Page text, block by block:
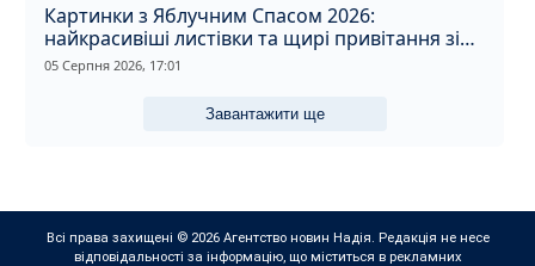
Картинки з Яблучним Спасом 2026:
найкрасивіші листівки та щирі привітання зі
святом
05 Серпня 2026, 17:01
Завантажити ще
Всі права захищені © 2026 Агентство новин Надія. Редакція не несе
відповідальності за інформацію, що міститься в рекламних